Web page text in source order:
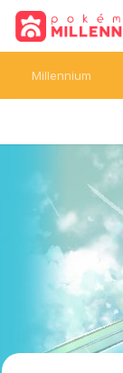
Millennium